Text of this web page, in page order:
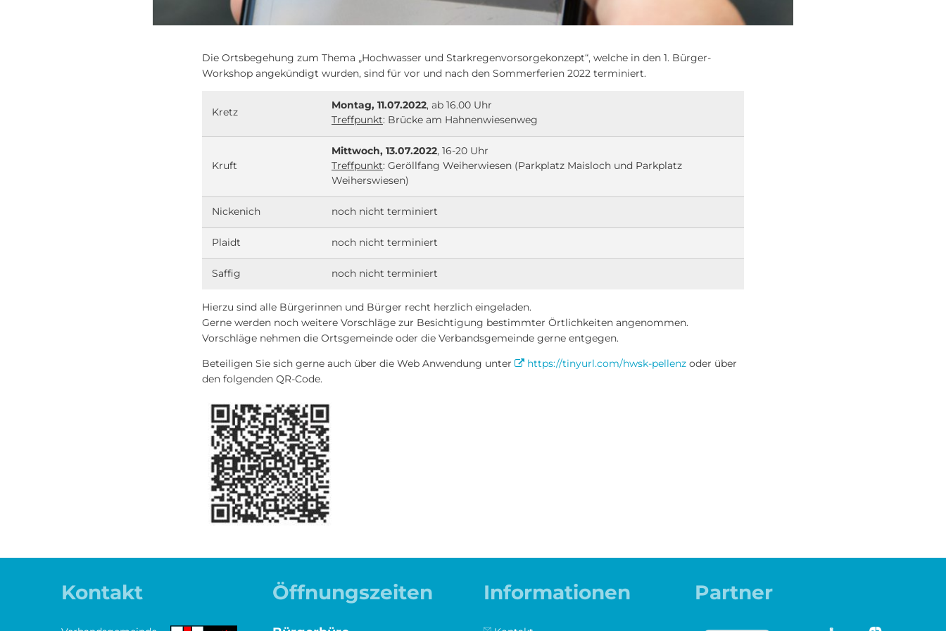
Die Ortsbegehung zum Thema „Hochwasser und Starkregenvorsorgekonzept“, welche in den 1. Bürger-
Workshop angekündigt wurden, sind für vor und nach den Sommerferien 2022 terminiert.
Kretz
Montag, 11.07.2022, ab 16.00 Uhr
Treffpunkt: Brücke am Hahnenwiesenweg
Kruft
Mittwoch, 13.07.2022, 16-20 Uhr
Treffpunkt: Geröllfang Weiherwiesen (Parkplatz Maisloch und Parkplatz
Weiherswiesen)
Nickenich noch nicht terminiert
Plaidt noch nicht terminiert
Saffig noch nicht terminiert
Hierzu sind alle Bürgerinnen und Bürger recht herzlich eingeladen.
Gerne werden noch weitere Vorschläge zur Besichtigung bestimmter Örtlichkeiten angenommen.
Vorschläge nehmen die Ortsgemeinde oder die Verbandsgemeinde gerne entgegen.
Beteiligen Sie sich gerne auch über die Web Anwendung unter
https://tinyurl.com/hwsk-pellenzoder über
den folgenden QR-Code.
Kontakt Öffnungszeiten Informationen Partner